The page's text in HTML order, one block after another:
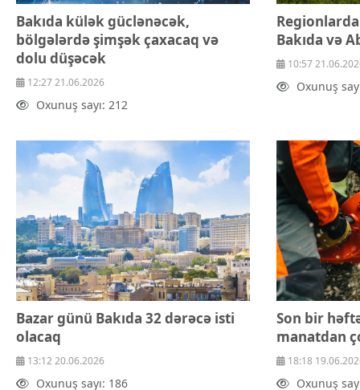
Bakıda külək güclənəcək,
bölgələrdə şimşək çaxacaq və
dolu düşəcək
12:27 21.06.2026
Oxunuş sayı: 212
Bakıda və
10:57
Oxunuş
Bazar günü Bakıda 32 dərəcə isti
olacaq
13:12 20.06.2026
Oxunuş sayı: 186
Son bir
manatdan
18:18
Oxunuş